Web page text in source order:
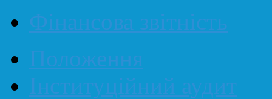
Фінансова звітність
Положення
Інституційний аудит